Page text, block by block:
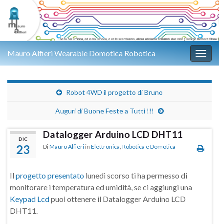
Mauro Alfieri Wearable Domotica Robotica
Robot 4WD il progetto di Bruno
Auguri di Buone Feste a Tutti !!!
DIC
23
Datalogger Arduino LCD DHT11
DiMauro Alfieri in Elettronica, Robotica e Domotica
Il progetto presentato lunedì scorso ti ha permesso di
monitorare i temperatura ed umidità, se ci aggiungi una
Keypad Lcdpuoi ottenere il Datalogger Arduino LCD
DHT11.